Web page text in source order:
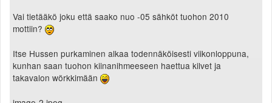
Vai tietääkö joku että saako nuo -05 sähköt tuohon 2010
mottiin?
Itse Hussen purkaminen alkaa todennäköisesti viikonloppuna,
kunhan saan tuohon kiinanihmeeseen haettua kilvet ja
takavalon wörkkimään